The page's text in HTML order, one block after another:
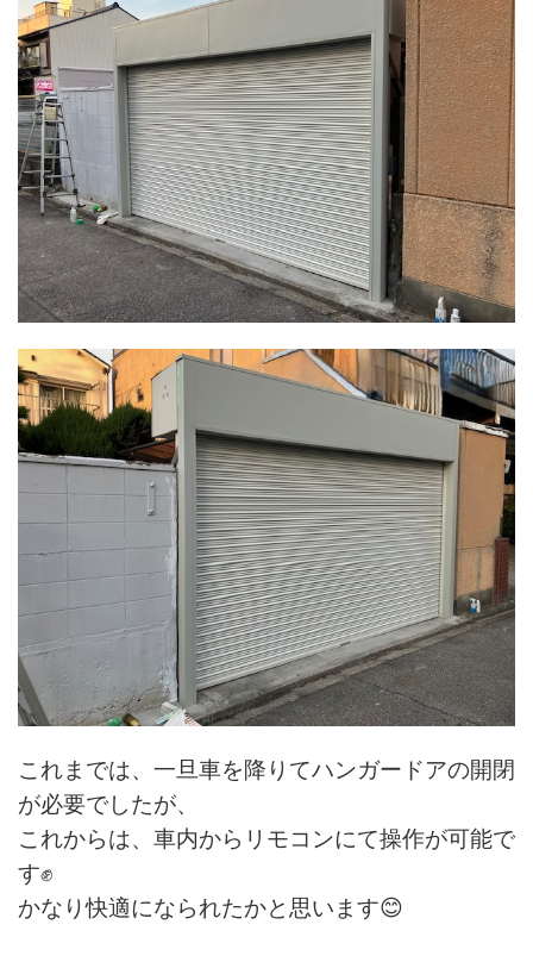
これまでは、一旦車を降りてハンガードアの開閉
が必要でしたが、
これからは、車内からリモコンにて操作が可能で
す✊
かなり快適になられたかと思います😊